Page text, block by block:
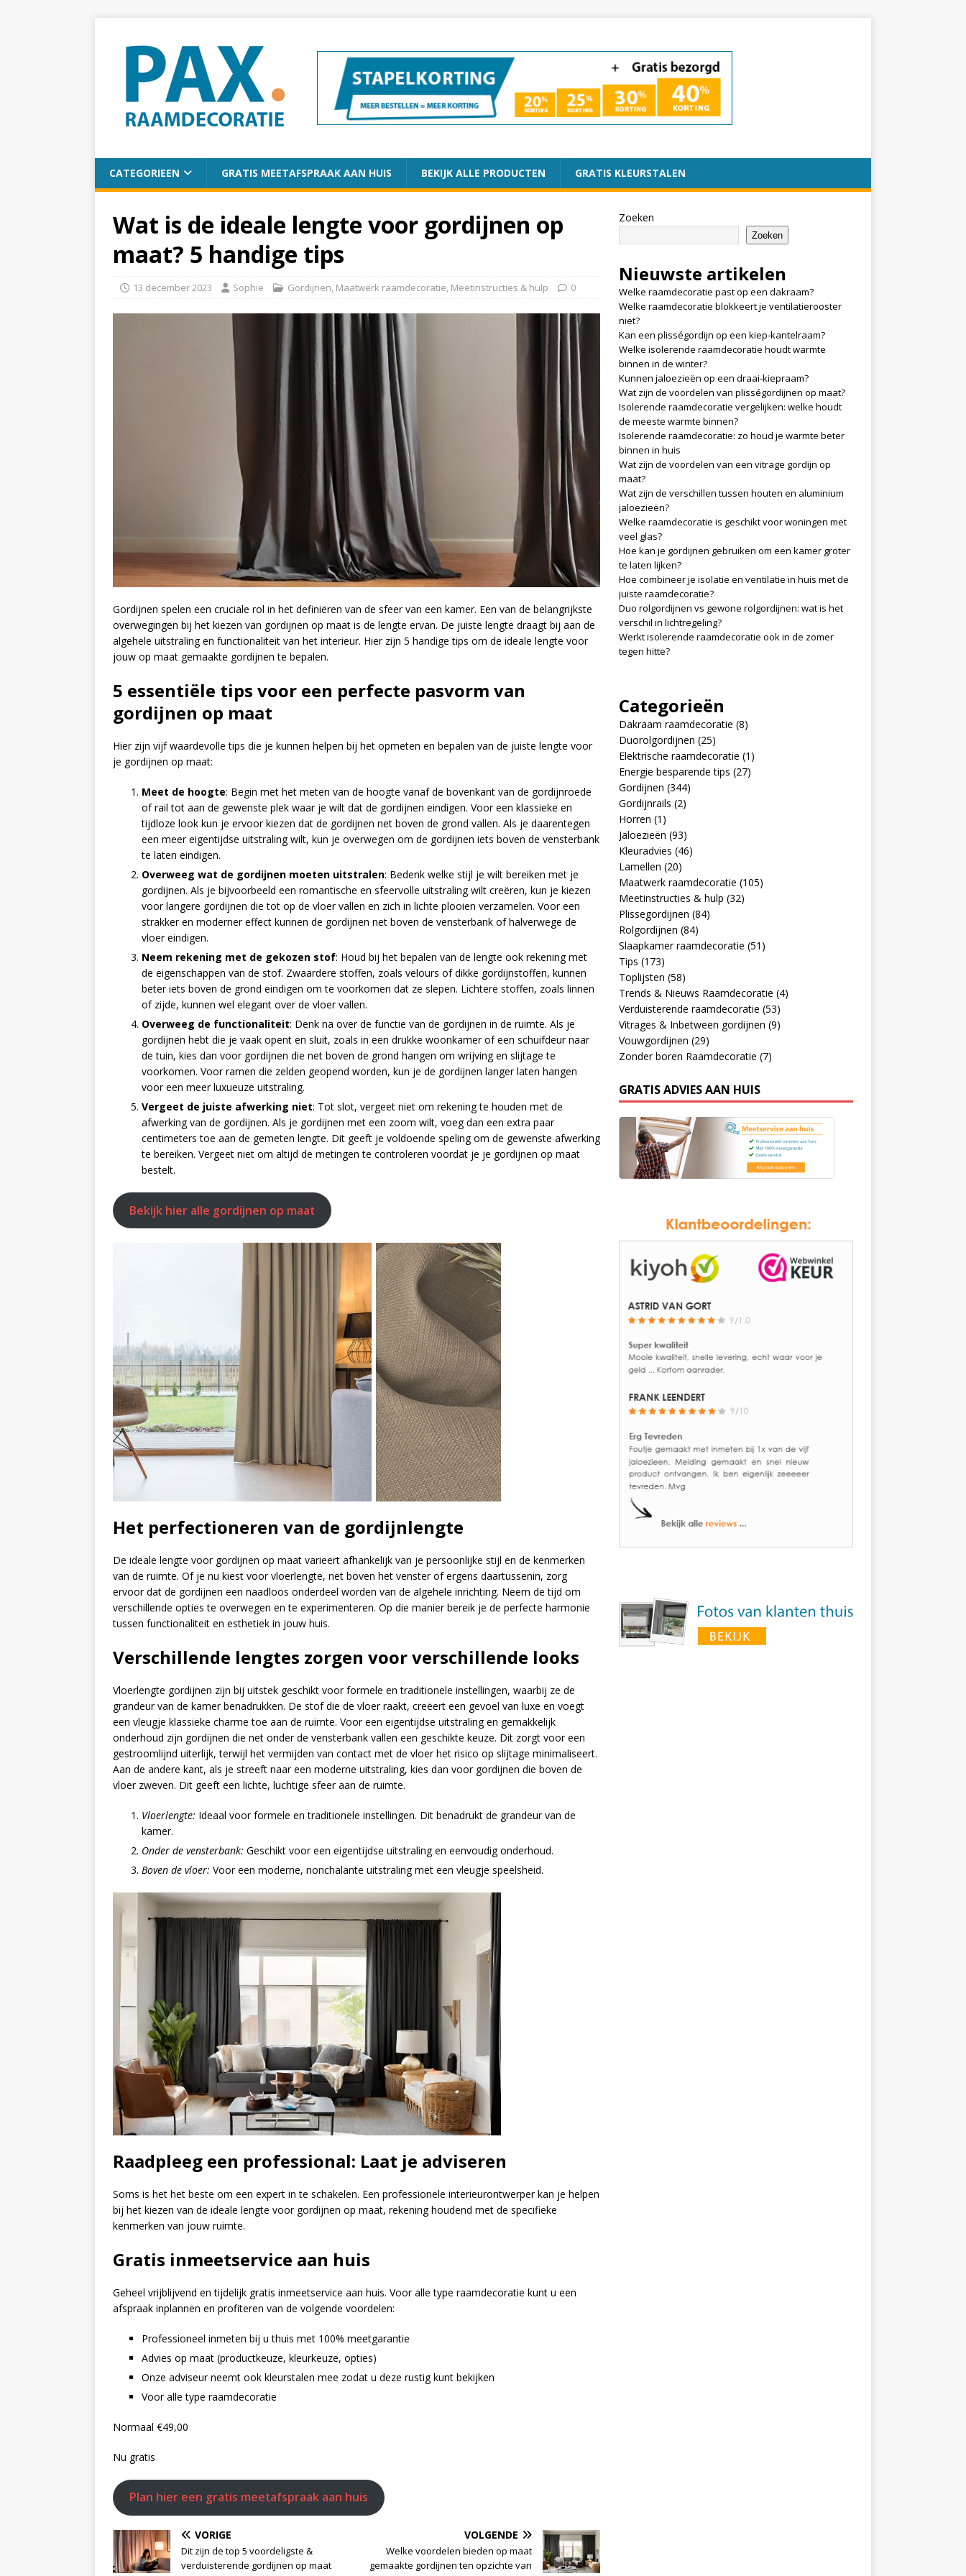
CATEGORIEEN GRATIS MEETAFSPRAAK AAN HUIS BEKIJK ALLE PRODUCTEN GRATIS KLEURSTALEN
Wat is de ideale lengte voor gordijnen op
maat? 5 handige tips
13 december 2023 Sophie Gordijnen, Maatwerk raamdecoratie, Meetinstructies & hulp 0
Gordijnen spelen een cruciale rol in het definiëren van de sfeer van een kamer. Een van de belangrijkste
overwegingen bij het kiezen van gordijnen op maat is de lengte ervan. De juiste lengte draagt bij aan de
algehele uitstraling en functionaliteit van het interieur. Hier zijn 5 handige tips om de ideale lengte voor
jouw op maat gemaakte gordijnen te bepalen.
5 essentiële tips voor een perfecte pasvorm van
gordijnen op maat
Hier zijn vijf waardevolle tips die je kunnen helpen bij het opmeten en bepalen van de juiste lengte voor
je gordijnen op maat:
Meet de hoogte: Begin met het meten van de hoogte vanaf de bovenkant van de gordijnroede
of rail tot aan de gewenste plek waar je wilt dat de gordijnen eindigen. Voor een klassieke en
tijdloze look kun je ervoor kiezen dat de gordijnen net boven de grond vallen. Als je daarentegen
een meer eigentijdse uitstraling wilt, kun je overwegen om de gordijnen iets boven de vensterbank
te laten eindigen.
Overweeg wat de gordijnen moeten uitstralen: Bedenk welke stijl je wilt bereiken met je
gordijnen. Als je bijvoorbeeld een romantische en sfeervolle uitstraling wilt creëren, kun je kiezen
voor langere gordijnen die tot op de vloer vallen en zich in lichte plooien verzamelen. Voor een
strakker en moderner effect kunnen de gordijnen net boven de vensterbank of halverwege de
vloer eindigen.
Neem rekening met de gekozen stof: Houd bij het bepalen van de lengte ook rekening met
de eigenschappen van de stof. Zwaardere stoffen, zoals velours of dikke gordijnstoffen, kunnen
beter iets boven de grond eindigen om te voorkomen dat ze slepen. Lichtere stoffen, zoals linnen
of zijde, kunnen wel elegant over de vloer vallen.
Overweeg de functionaliteit: Denk na over de functie van de gordijnen in de ruimte. Als je
gordijnen hebt die je vaak opent en sluit, zoals in een drukke woonkamer of een schuifdeur naar
de tuin, kies dan voor gordijnen die net boven de grond hangen om wrijving en slijtage te
voorkomen. Voor ramen die zelden geopend worden, kun je de gordijnen langer laten hangen
voor een meer luxueuze uitstraling.
Vergeet de juiste afwerking niet: Tot slot, vergeet niet om rekening te houden met de
afwerking van de gordijnen. Als je gordijnen met een zoom wilt, voeg dan een extra paar
centimeters toe aan de gemeten lengte. Dit geeft je voldoende speling om de gewenste afwerking
te bereiken. Vergeet niet om altijd de metingen te controleren voordat je je gordijnen op maat
bestelt.
Bekijk hier alle gordijnen op maat
Het perfectioneren van de gordijnlengte
De ideale lengte voor gordijnen op maat varieert afhankelijk van je persoonlijke stijl en de kenmerken
van de ruimte. Of je nu kiest voor vloerlengte, net boven het venster of ergens daartussenin, zorg
ervoor dat de gordijnen een naadloos onderdeel worden van de algehele inrichting. Neem de tijd om
verschillende opties te overwegen en te experimenteren. Op die manier bereik je de perfecte harmonie
tussen functionaliteit en esthetiek in jouw huis.
Verschillende lengtes zorgen voor verschillende looks
Vloerlengte gordijnen zijn bij uitstek geschikt voor formele en traditionele instellingen, waarbij ze de
grandeur van de kamer benadrukken. De stof die de vloer raakt, creëert een gevoel van luxe en voegt
een vleugje klassieke charme toe aan de ruimte. Voor een eigentijdse uitstraling en gemakkelijk
onderhoud zijn gordijnen die net onder de vensterbank vallen een geschikte keuze. Dit zorgt voor een
gestroomlijnd uiterlijk, terwijl het vermijden van contact met de vloer het risico op slijtage minimaliseert.
Aan de andere kant, als je streeft naar een moderne uitstraling, kies dan voor gordijnen die boven de
vloer zweven. Dit geeft een lichte, luchtige sfeer aan de ruimte.
Vloerlengte: Ideaal voor formele en traditionele instellingen. Dit benadrukt de grandeur van de
kamer.
Onder de vensterbank: Geschikt voor een eigentijdse uitstraling en eenvoudig onderhoud.
Boven de vloer: Voor een moderne, nonchalante uitstraling met een vleugje speelsheid.
Raadpleeg een professional: Laat je adviseren
Soms is het het beste om een expert in te schakelen. Een professionele interieurontwerper kan je helpen
bij het kiezen van de ideale lengte voor gordijnen op maat, rekening houdend met de specifieke
kenmerken van jouw ruimte.
Gratis inmeetservice aan huis
Geheel vrijblijvend en tijdelijk gratis inmeetservice aan huis. Voor alle type raamdecoratie kunt u een
afspraak inplannen en profiteren van de volgende voordelen:
Professioneel inmeten bij u thuis met 100% meetgarantie
Advies op maat (productkeuze, kleurkeuze, opties)
Onze adviseur neemt ook kleurstalen mee zodat u deze rustig kunt bekijken
Voor alle type raamdecoratie
Normaal €‎49,00
Nu gratis
Plan hier een gratis meetafspraak aan huis
VORIGE
Dit zijn de top 5 voordeligste &
verduisterende gordijnen op maat
VOLGENDE
Welke voordelen bieden op maat
gemaakte gordijnen ten opzichte van
Zoeken
Zoeken
Nieuwste artikelen
Welke raamdecoratie past op een dakraam?
Welke raamdecoratie blokkeert je ventilatierooster
niet?
Kan een plisségordijn op een kiep-kantelraam?
Welke isolerende raamdecoratie houdt warmte
binnen in de winter?
Kunnen jaloezieën op een draai-kiepraam?
Wat zijn de voordelen van plisségordijnen op maat?
Isolerende raamdecoratie vergelijken: welke houdt
de meeste warmte binnen?
Isolerende raamdecoratie: zo houd je warmte beter
binnen in huis
Wat zijn de voordelen van een vitrage gordijn op
maat?
Wat zijn de verschillen tussen houten en aluminium
jaloezieën?
Welke raamdecoratie is geschikt voor woningen met
veel glas?
Hoe kan je gordijnen gebruiken om een kamer groter
te laten lijken?
Hoe combineer je isolatie en ventilatie in huis met de
juiste raamdecoratie?
Duo rolgordijnen vs gewone rolgordijnen: wat is het
verschil in lichtregeling?
Werkt isolerende raamdecoratie ook in de zomer
tegen hitte?
Categorieën
Dakraam raamdecoratie (8)
Duorolgordijnen (25)
Elektrische raamdecoratie (1)
Energie besparende tips (27)
Gordijnen (344)
Gordijnrails (2)
Horren (1)
Jaloezieën (93)
Kleuradvies (46)
Lamellen (20)
Maatwerk raamdecoratie (105)
Meetinstructies & hulp (32)
Plissegordijnen (84)
Rolgordijnen (84)
Slaapkamer raamdecoratie (51)
Tips (173)
Toplijsten (58)
Trends & Nieuws Raamdecoratie (4)
Verduisterende raamdecoratie (53)
Vitrages & Inbetween gordijnen (9)
Vouwgordijnen (29)
Zonder boren Raamdecoratie (7)
GRATIS ADVIES AAN HUIS